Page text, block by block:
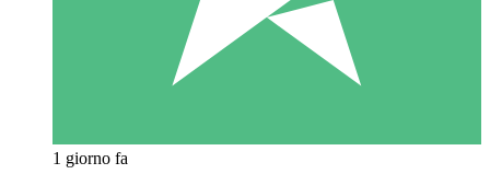
1 giorno fa